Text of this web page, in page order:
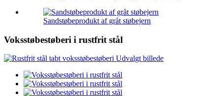
Sandstøbeprodukt af gråt støbejern
Voksstøbestøberi i rustfrit stål